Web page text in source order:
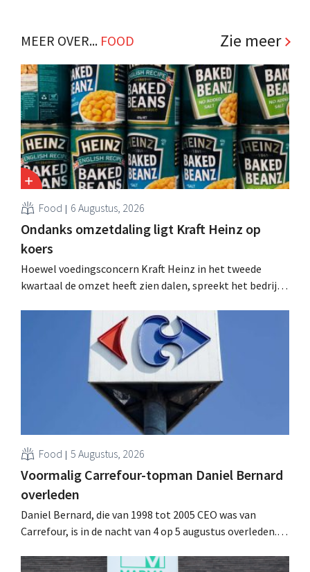
voedselverspilling. .
MEER OVER... FOOD Zie meer
Food 6 Augustus, 2026
Ondanks omzetdaling ligt Kraft Heinz op
koers
Hoewel voedingsconcern Kraft Heinz in het tweede
kwartaal de omzet heeft zien dalen, spreekt het bedrijf
multinational verhoogt de investeringen en de
vooruitzichten.
Food 5 Augustus, 2026
Voormalig Carrefour-topman Daniel Bernard
overleden
Daniel Bernard, die van 1998 tot 2005 CEO was van
Carrefour, is in de nacht van 4 op 5 augustus overleden.
retailer, realiseerde de fusie met Promodès en nam